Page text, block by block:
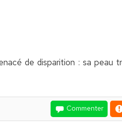
de disparition : sa
Commenter